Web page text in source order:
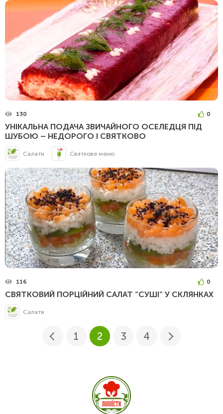
130 0
УНІКАЛЬНА ПОДАЧА ЗВИЧАЙНОГО ОСЕЛЕДЦЯ ПІД
ШУБОЮ – НЕДОРОГО І СВЯТКОВО
Салати Святкове меню
116 0
СВЯТКОВИЙ ПОРЦІЙНИЙ САЛАТ “СУШІ” У СКЛЯНКАХ
Салати
1 2 3 4